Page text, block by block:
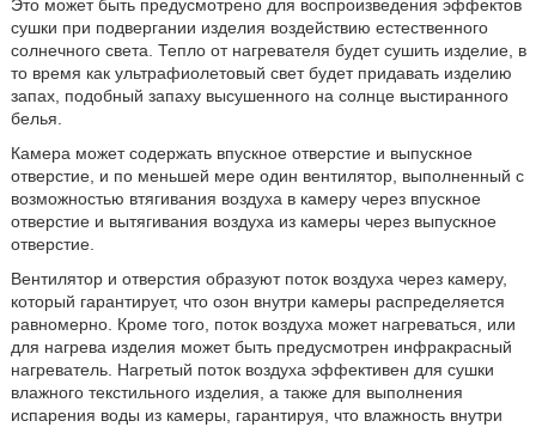
Это может быть предусмотрено для воспроизведения эффектов
сушки при подвергании изделия воздействию естественного
солнечного света. Тепло от нагревателя будет сушить изделие, в
то время как ультрафиолетовый свет будет придавать изделию
запах, подобный запаху высушенного на солнце выстиранного
белья.
Камера может содержать впускное отверстие и выпускное
отверстие, и по меньшей мере один вентилятор, выполненный с
возможностью втягивания воздуха в камеру через впускное
отверстие и вытягивания воздуха из камеры через выпускное
отверстие.
Вентилятор и отверстия образуют поток воздуха через камеру,
который гарантирует, что озон внутри камеры распределяется
равномерно. Кроме того, поток воздуха может нагреваться, или
для нагрева изделия может быть предусмотрен инфракрасный
нагреватель. Нагретый поток воздуха эффективен для сушки
влажного текстильного изделия, а также для выполнения
испарения воды из камеры, гарантируя, что влажность внутри